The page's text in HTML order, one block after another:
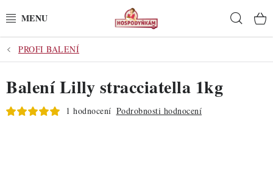
na
POTŘEBY
POMŮCKY
SUROVINY
PROFI BALENÍ
Balení Lilly stracciatella 1kg
1 hodnocení Podrobnosti hodnocení